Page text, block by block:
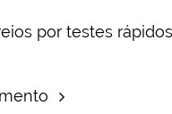
por testes